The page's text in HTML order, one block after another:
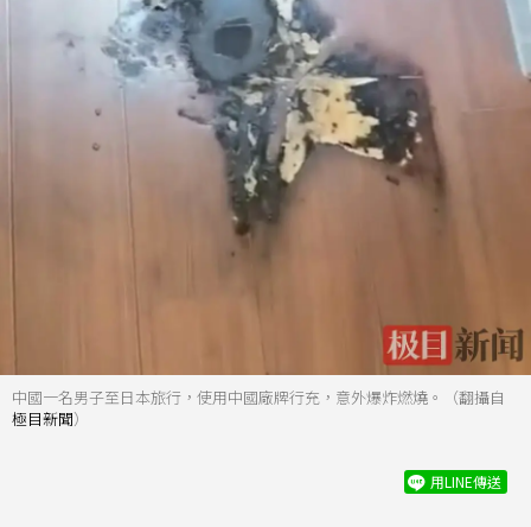
中國一名男子至日本旅行，使用中國廠牌行充，意外爆炸燃燒。（翻攝自
極目新聞）
用LINE傳送